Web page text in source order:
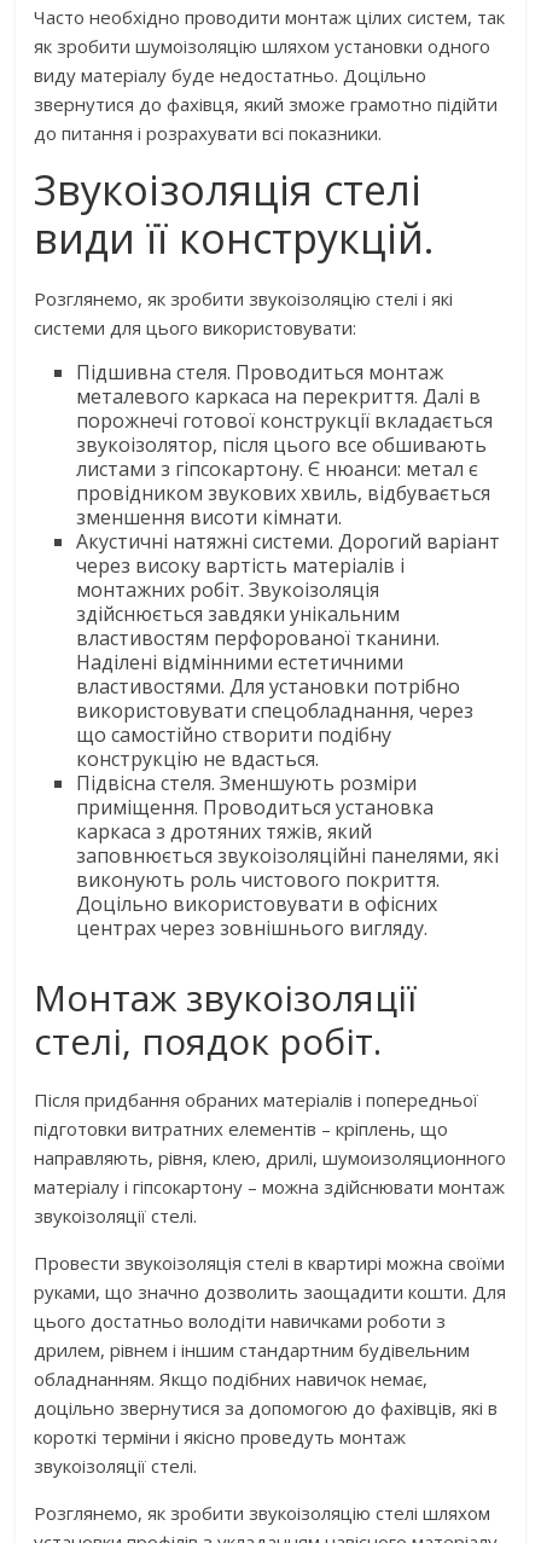
Часто необхідно проводити монтаж цілих систем, так
як зробити шумоізоляцію шляхом установки одного
виду матеріалу буде недостатньо. Доцільно
звернутися до фахівця, який зможе грамотно підійти
до питання і розрахувати всі показники.
Звукоізоляція стелі
види її конструкцій.
Розглянемо, як зробити звукоізоляцію стелі і які
системи для цього використовувати:
Підшивна стеля. Проводиться монтаж
металевого каркаса на перекриття. Далі в
порожнечі готової конструкції вкладається
звукоізолятор, після цього все обшивають
листами з гіпсокартону. Є нюанси: метал є
провідником звукових хвиль, відбувається
зменшення висоти кімнати.
Акустичні натяжні системи. Дорогий варіант
через високу вартість матеріалів і
монтажних робіт. Звукоізоляція
здійснюється завдяки унікальним
властивостям перфорованої тканини.
Наділені відмінними естетичними
властивостями. Для установки потрібно
використовувати спецобладнання, через
що самостійно створити подібну
конструкцію не вдасться.
Підвісна стеля. Зменшують розміри
приміщення. Проводиться установка
каркаса з дротяних тяжів, який
заповнюється звукоізоляційні панелями, які
виконують роль чистового покриття.
Доцільно використовувати в офісних
центрах через зовнішнього вигляду.
Монтаж звукоізоляції
стелі, поядок робіт.
Після придбання обраних матеріалів і попередньої
підготовки витратних елементів – кріплень, що
направляють, рівня, клею, дрилі, шумоизоляционного
матеріалу і гіпсокартону – можна здійснювати монтаж
звукоізоляції стелі.
Провести звукоізоляція стелі в квартирі можна своїми
руками, що значно дозволить заощадити кошти. Для
цього достатньо володіти навичками роботи з
дрилем, рівнем і іншим стандартним будівельним
обладнанням. Якщо подібних навичок немає,
доцільно звернутися за допомогою до фахівців, які в
короткі терміни і якісно проведуть монтаж
звукоізоляції стелі.
Розглянемо, як зробити звукоізоляцію стелі шляхом